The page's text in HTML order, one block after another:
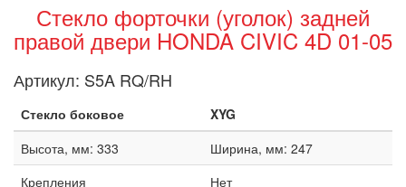
Стекло форточки (уголок) задней
правой двери HONDA CIVIC 4D 01-05
Артикул: S5A RQ/RH
Стекло боковое
XYG
Высота, мм: 333
Ширина, мм: 247
Крепления
Нет